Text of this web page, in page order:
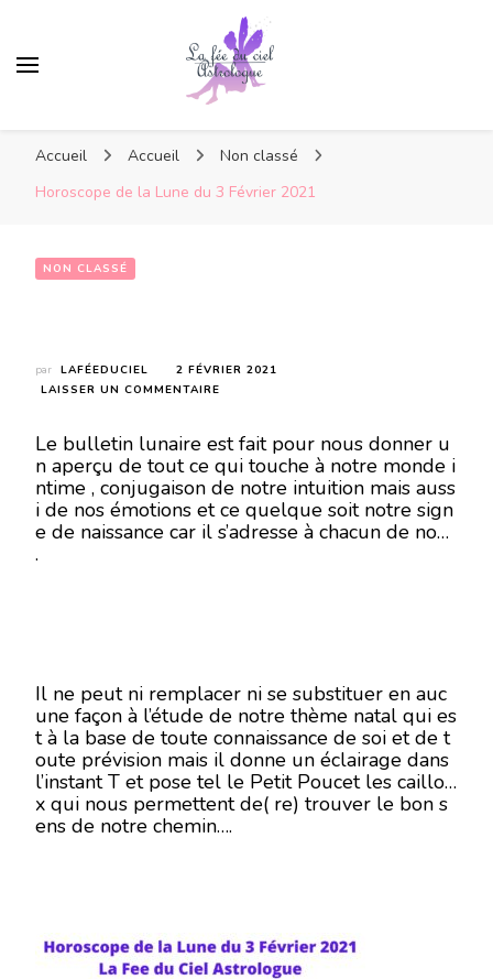
Accueil Accueil
Non classé
Horoscope de la Lune du 3 Février 2021
NON CLASSÉ
par LAFÉEDUCIEL
2 FÉVRIER 2021
LAISSER UN COMMENTAIRE
LA
LUNE
DU
3
FÉVRIER
Le bulletin lunaire est fait pour nous donner u
n aperçu de tout ce qui touche à notre monde i
ntime , conjugaison de notre intuition mais auss
i de nos émotions et ce quelque soit notre sign
e de naissance car il s’adresse à chacun de nous
.
Il ne peut ni remplacer ni se substituer en auc
une façon à l’étude de notre thème natal qui es
t à la base de toute connaissance de soi et de t
oute prévision mais il donne un éclairage dans
l’instant T et pose tel le Petit Poucet les caillou
x qui nous permettent de( re) trouver le bon s
ens de notre chemin….